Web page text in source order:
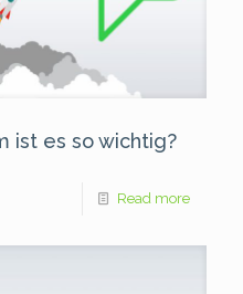
ist es so wichtig?
Read more